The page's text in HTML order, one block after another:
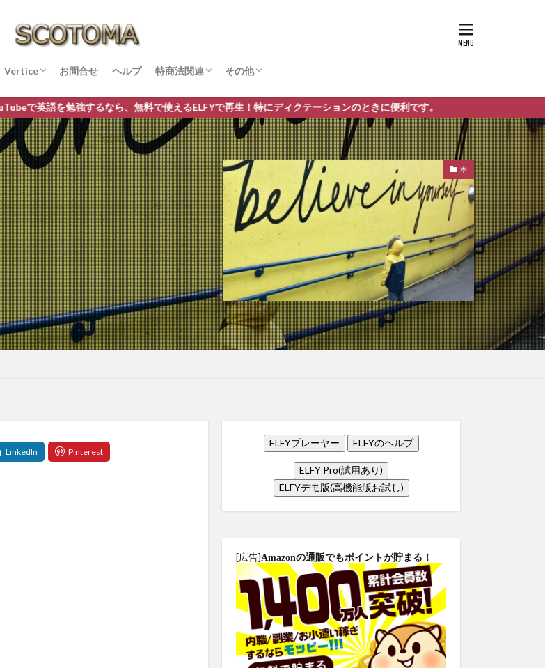
ーヤー
とヘルプ
Vertice
Native Speedトレーニング
Mirroring: Vertice Societyの新しい英語トレ
ーニング
同じ英文をアクセントと間で違う意味に変え
PELTリスニング
PELTの自習用ページ
YouTubeで英語学習(PELTリスニングとミラ
ーリング)
YouTubeで英語学習01 教材リスト
お問合せ ヘルプ 特商法関連
プライバシーポリシー
アフィリエイト
その他
サイトマップ
事業内容
するなら、無料で使えるELFYで再生！特にディクテーションのときに便利です。
本
ELFYプレーヤー ELFYのヘルプ
ELFY Pro(試用あり)
ELFYデモ版(高機能版お試し)
[広告]Amazonの通販でもポイントが貯まる！